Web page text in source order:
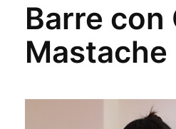
Barre con
Mastache